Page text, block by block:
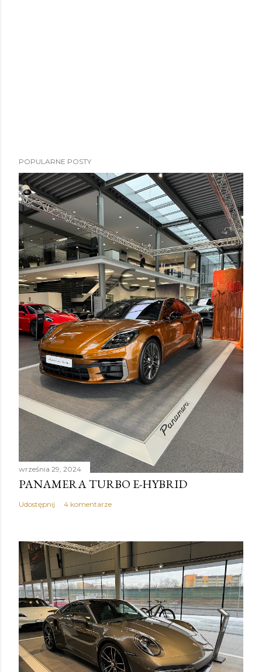
POPULARNE POSTY
września 29, 2024
PANAMERA TURBO E-HYBRID
Udostępnij 4 komentarze